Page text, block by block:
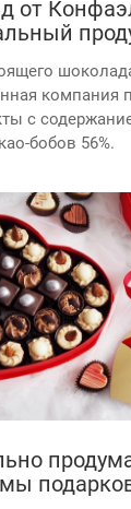
от
компания
с
бобов 56%.